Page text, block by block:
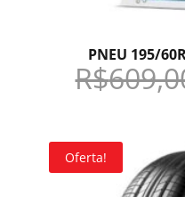
PNEU 195/
R$
Oferta!